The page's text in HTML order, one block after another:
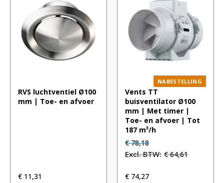
RVS luchtventiel Ø100
mm | Toe- en afvoer
€ 11,31
NABESTELLING
Vents TT
buisventilator Ø100
mm | Met timer |
Toe- en afvoer | Tot
187 m³/h
Oorspronkelijke
prijs
€ 78,18.
€78,18Huidige
prijs
€ 78,18.
€64,61
€ 74,27